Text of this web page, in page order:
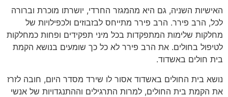
האישיות השניה, גם היא מהמגזר החרדי, יושרתו מוכרת וברורה
לכל, הרב פירר. הרב פירר מתייחס לבזבוזים ולכפילויות של
מחלקות שלימות המתפקדות בכל מיני תפקידים ופחות כמחלקות
לטיפול בחולים. את הרב פירר לא כל כך שומעים בנושא הקמת
בית חולים באשדוד.
נושא בית החולים באשדוד אסור לו שירד מסדר היום, חובה לזרז
את הקמת בית החולים, למרות התרגילים וההתנגדויות של אנשי